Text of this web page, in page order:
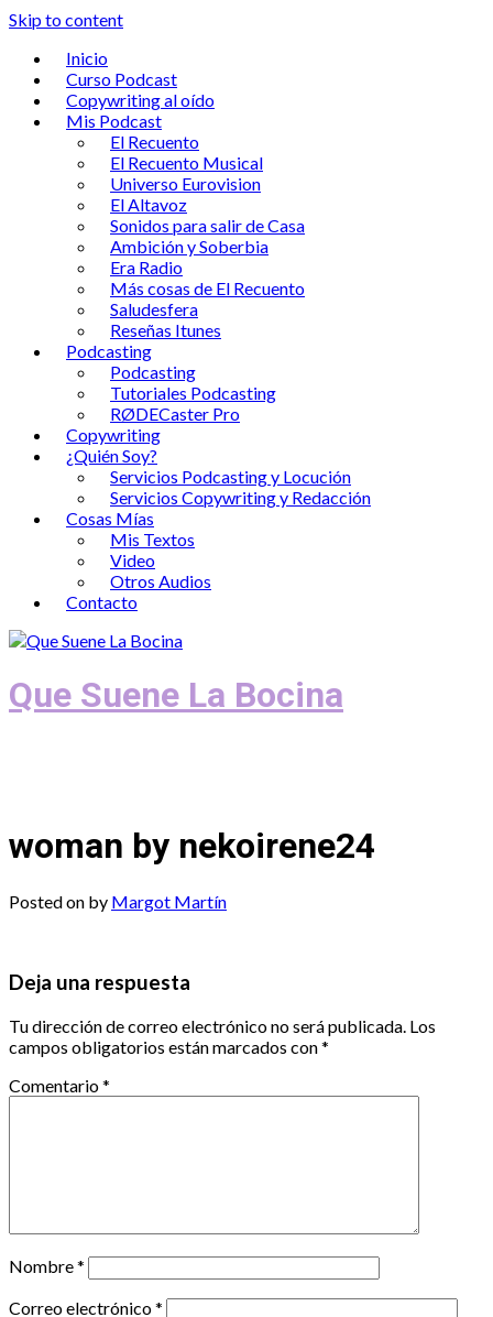
Skip to content
Inicio
Curso Podcast
Copywriting al oído
Mis Podcast
El Recuento
El Recuento Musical
Universo Eurovision
El Altavoz
Sonidos para salir de Casa
Ambición y Soberbia
Era Radio
Más cosas de El Recuento
Saludesfera
Reseñas Itunes
Podcasting
Podcasting
Tutoriales Podcasting
RØDECaster Pro
Copywriting
¿Quién Soy?
Servicios Podcasting y Locución
Servicios Copywriting y Redacción
Cosas Mías
Mis Textos
Video
Otros Audios
Contacto
Que Suene La Bocina
woman by nekoirene24
Posted on by Margot Martín
Deja una respuesta
Tu dirección de correo electrónico no será publicada. Los
campos obligatorios están marcados con*
Comentario*
Nombre*
Correo electrónico*